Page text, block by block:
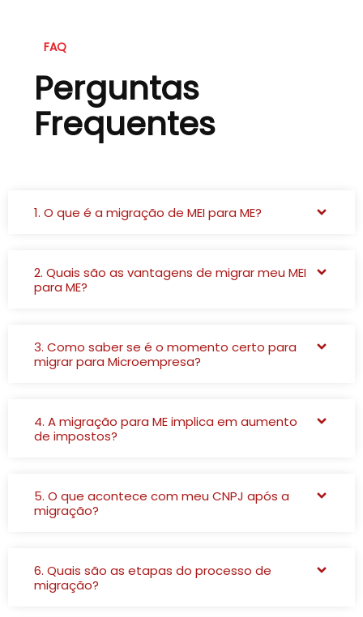
FAQ
Perguntas
Frequentes
1. O que é a migração de MEI para ME?
2. Quais são as vantagens de migrar meu MEI
para ME?
3. Como saber se é o momento certo para
migrar para Microempresa?
4. A migração para ME implica em aumento
de impostos?
5. O que acontece com meu CNPJ após a
migração?
6. Quais são as etapas do processo de
migração?